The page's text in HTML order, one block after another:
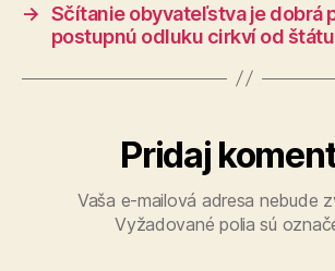
→ Sčítanie obyvateľstva je dobrá
postupnú odluku cirkví od štátu
Pridaj
Vaša e-mailová adresa nebude
Vyžadované polia sú